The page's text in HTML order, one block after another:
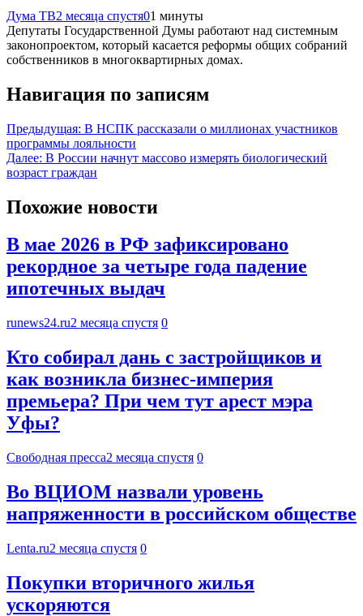
Дума ТВ2 месяца спустя01 минуты
Депутаты Государственной Думы работают над системным
законопроектом, который касается реформы общих собраний
собственников в многоквартирных домах.
Навигация по записям
Предыдущая: В НСПК рассказали о миллионах участников
программы лояльности
Далее: В России начнут массово измерять биологический
возраст граждан
Похожие новости
В мае 2026 в РФ зафиксировано
рекордное за четыре года падение
ипотечных выдач
runews24.ru2 месяца спустя 0
Кто собирал дань с застройщиков и
как возникла бизнес-империя
премьера? При чем тут арест мэра
Уфы?
Свободная пресса2 месяца спустя 0
Во ВЦИОМ назвали уровень
напряженности в российском обществе
Lenta.ru2 месяца спустя 0
Покупки вторичного жилья
ускоряются